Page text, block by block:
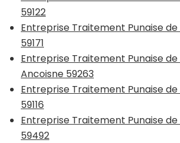
59122
Entreprise Traitement Punaise de
59171
Entreprise Traitement Punaise de
Ancoisne 59263
Entreprise Traitement Punaise de
59116
Entreprise Traitement Punaise de
59492